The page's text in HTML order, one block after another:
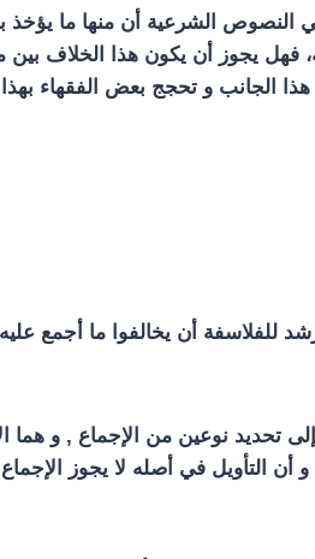
الشرعية أن منها ما يؤخذ
فهل يجوز أن يكون هذا الخلاف
الجانب و تحجج بعض الفقهاء
للفلاسفة أن يخالفوا ما أجمع
إلى تحديد نوعين من الإجماع , و
و أن التأويل في أصله لا يجوز